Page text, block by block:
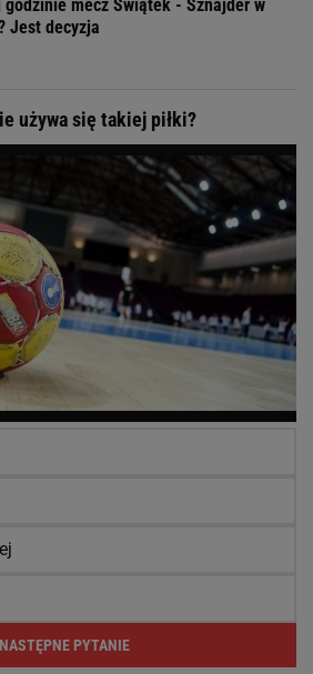
godzinie mecz Świątek - Sznajder w
Jest decyzja
używa się takiej piłki?
NASTĘPNE PYTANIE